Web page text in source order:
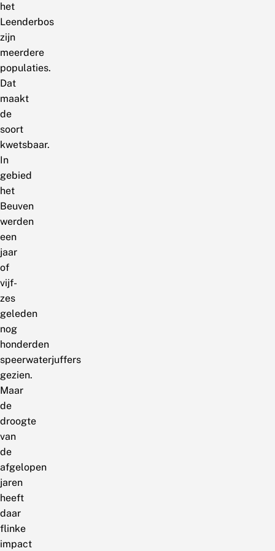
het
Leenderbos
zijn
meerdere
populaties.
Dat
maakt
de
soort
kwetsbaar.
In
gebied
het
Beuven
werden
een
jaar
of
vijf-
zes
geleden
nog
honderden
speerwaterjuffers
gezien.
Maar
de
droogte
van
de
afgelopen
jaren
heeft
daar
flinke
impact